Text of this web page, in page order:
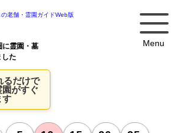
Menu
の老舗・霊園ガイドWeb版
霊園・墓
た
るだけで
がすぐ
す